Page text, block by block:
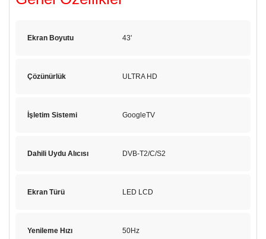
Ekran Boyutu 43'
Çözünürlük ULTRA HD
İşletim Sistemi GoogleTV
Dahili Uydu Alıcısı DVB-T2/C/S2
Ekran Türü LED LCD
Yenileme Hızı 50Hz